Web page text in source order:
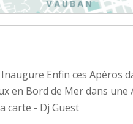
Inaugure Enfin ces Apéros
en Bord de Mer dans une
carte - Dj Guest